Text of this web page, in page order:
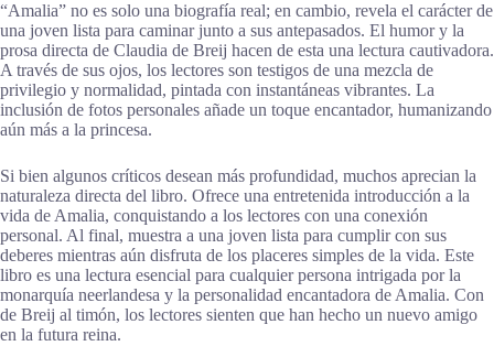
“Amalia” no es solo una biografía real; en cambio, revela el carácter de
una joven lista para caminar junto a sus antepasados. El humor y la
prosa directa de Claudia de Breij hacen de esta una lectura cautivadora.
A través de sus ojos, los lectores son testigos de una mezcla de
privilegio y normalidad, pintada con instantáneas vibrantes. La
inclusión de fotos personales añade un toque encantador, humanizando
aún más a la princesa.
Si bien algunos críticos desean más profundidad, muchos aprecian la
naturaleza directa del libro. Ofrece una entretenida introducción a la
vida de Amalia, conquistando a los lectores con una conexión
personal. Al final, muestra a una joven lista para cumplir con sus
deberes mientras aún disfruta de los placeres simples de la vida. Este
libro es una lectura esencial para cualquier persona intrigada por la
monarquía neerlandesa y la personalidad encantadora de Amalia. Con
de Breij al timón, los lectores sienten que han hecho un nuevo amigo
en la futura reina.